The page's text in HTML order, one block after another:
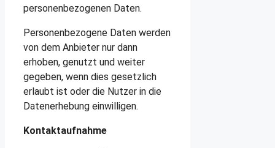
personenbezogenen Daten.
Personenbezogene Daten werden
von dem Anbieter nur dann
erhoben, genutzt und weiter
gegeben, wenn dies gesetzlich
erlaubt ist oder die Nutzer in die
Datenerhebung einwilligen.
Kontaktaufnahme